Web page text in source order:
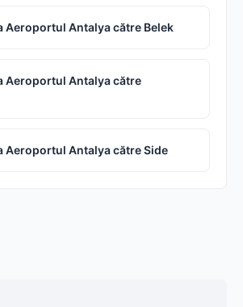
Aeroportul Antalya către Belek
Aeroportul Antalya către
Aeroportul Antalya către Side